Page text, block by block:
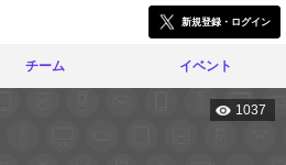
新規登録・ログイン
チーム イベント
1037